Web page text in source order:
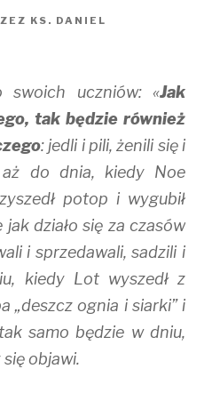
KS. DANIEL
swoich uczniów: «Jak
tak będzie również
: jedli i pili, żenili się i
aż do dnia, kiedy Noe
potop i wygubił
działo się za czasów
i sprzedawali, sadzili i
kiedy Lot wyszedł z
„deszcz ognia i siarki” i
samo będzie w dniu,
się objawi.